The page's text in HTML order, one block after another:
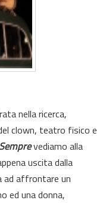
nella ricerca,
clown, teatro fisico e
vediamo alla
uscita dalla
ad affrontare un
ed una donna,